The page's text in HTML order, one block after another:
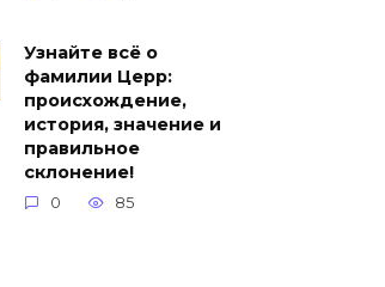
Узнайте всё о
фамилии Церр:
происхождение,
история, значение и
правильное
склонение!
0 85